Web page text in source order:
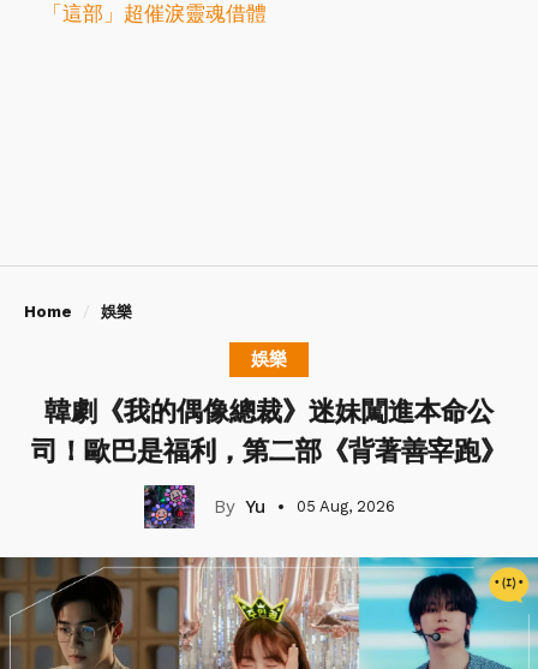
「這部」超催淚靈魂借體
Home 娛樂
娛樂
韓劇《我的偶像總裁》迷妹闖進本命公
司！歐巴是福利，第二部《背著善宰跑》
Yu 05 Aug, 2026